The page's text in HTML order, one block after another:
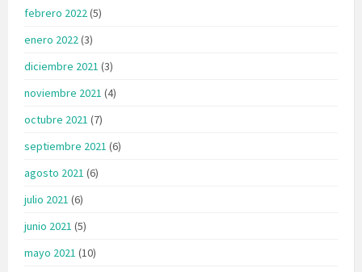
febrero 2022(5)
enero 2022(3)
diciembre 2021 (3)
noviembre 2021 (4)
octubre 2021 (7)
septiembre 2021 (6)
agosto 2021 (6)
julio 2021 (6)
junio 2021 (5)
mayo 2021 (10)